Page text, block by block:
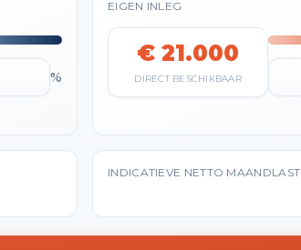
%
EIGEN INLEG
€ 21.000
DIRECT BESCHIKBAAR
INDICATIEVE NETTO MAANDLAST